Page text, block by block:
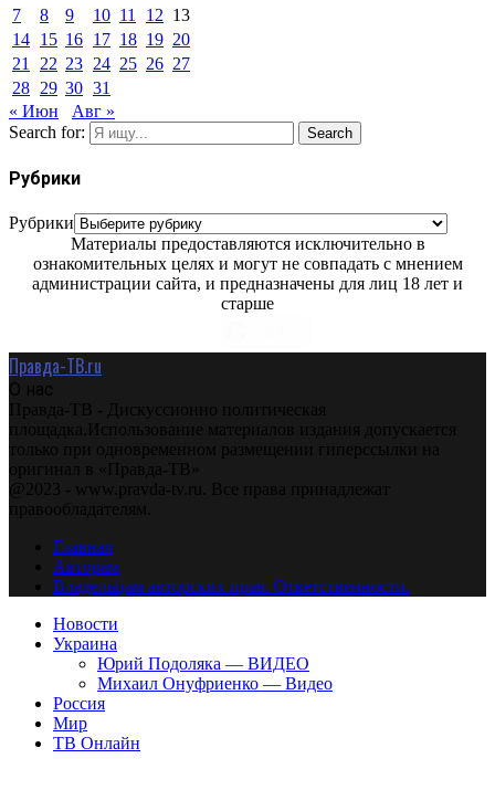
7
8 9 10 11 12 13
14 15 16 17 18 19 20
21
22 23 24 25 26 27
28 29 30 31
« Июн
Авг »
Search for:
Search
Рубрики
Рубрики
Материалы предоставляются исключительно в
ознакомительных целях и могут не совпадать с мнением
администрации сайта, и предназначены для лиц 18 лет и
старше
Правда-ТВ.ru
О нас
Правда-ТВ - Дискуссионно политическая
площадка.Использование материалов издания допускается
только при одновременном размещении гиперссылки на
оригинал в «Правда-ТВ»
@2023 - www.pravda-tv.ru. Все права принадлежат
правообладателям.
Главная
Авторам
Владельцам авторских прав. Ответственности.
Новости
Украина
Юрий Подоляка — ВИДЕО
Михаил Онуфриенко — Видео
Россия
Мир
ТВ Онлайн